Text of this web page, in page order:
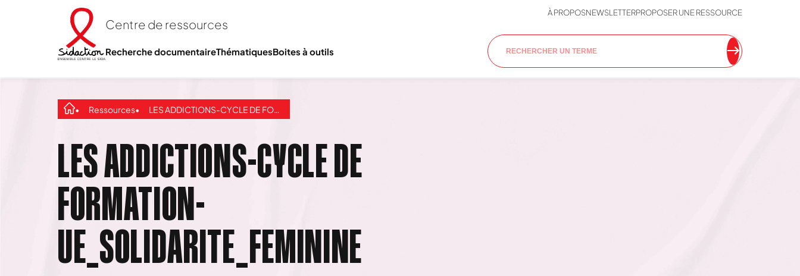
Centre de ressources
À PROPOSNEWSLETTERPROPOSER UNE RESSOURCE
Recherche documentaireThématiquesBoites à outils
Ressources LES ADDICTIONS-CYCLE DE FORMATION-UE_SOLIDARITE_FEMININE
LES ADDICTIONS-CYCLE DE
FORMATION-
UE_SOLIDARITE_FEMININE